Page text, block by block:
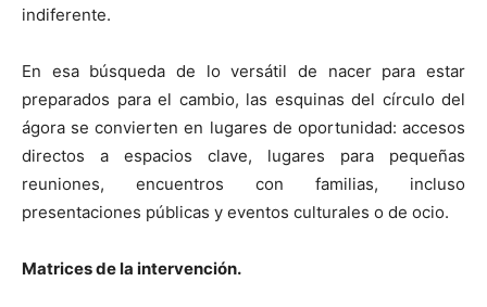
indiferente.
En esa búsqueda de lo versátil de nacer para estar
preparados para el cambio, las esquinas del círculo del
ágora se convierten en lugares de oportunidad: accesos
directos a espacios clave, lugares para pequeñas
reuniones, encuentros con familias, incluso
presentaciones públicas y eventos culturales o de ocio.
Matrices de la intervención.